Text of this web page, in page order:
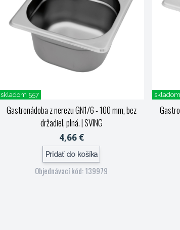
skladom 557
Gastronádoba z nerezu GN1/6 - 100 mm, bez
držadiel, plná.| SVING
4,66 €
Pridať do košíka
Objednávací kód: 139979